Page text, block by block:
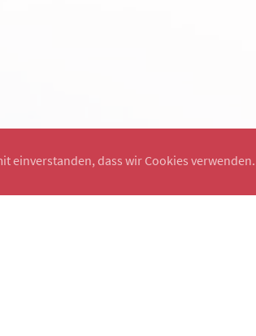
einverstanden, dass wir Cookies verwenden.